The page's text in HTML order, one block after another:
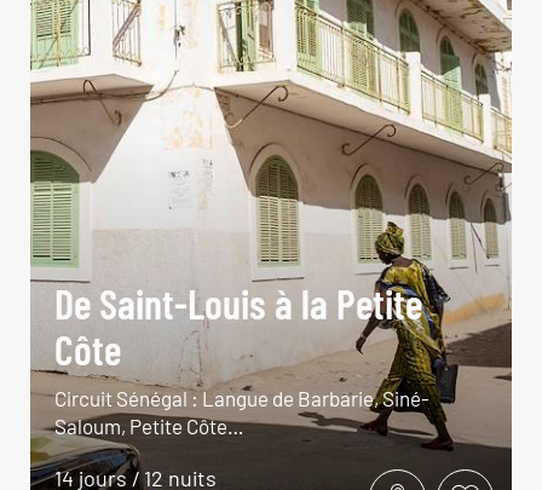
De Saint-Louis à la Petite
Côte
Circuit Sénégal : Langue de Barbarie, Siné-
Saloum, Petite Côte…
14 jours / 12 nuits